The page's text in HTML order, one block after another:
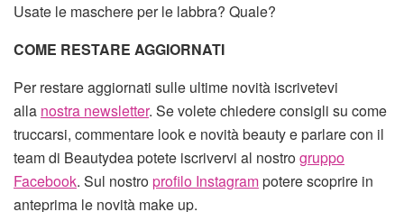
Usate le maschere per le labbra? Quale?
COME RESTARE AGGIORNATI
Per restare aggiornati sulle ultime novità iscrivetevi
alla nostra newsletter. Se volete chiedere consigli su come
truccarsi, commentare look e novità beauty e parlare con il
team di Beautydea potete iscrivervi al nostrogruppo
Facebook. Sul nostroprofilo Instagrampotere scoprire in
anteprima le novità make up.